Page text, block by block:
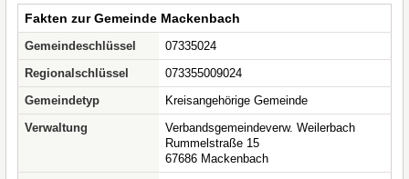
Fakten zur Gemeinde Mackenbach
Gemeindeschlüssel
07335024
Regionalschlüssel
073355009024
Gemeindetyp
Kreisangehörige Gemeinde
Verwaltung
Verbandsgemeindeverw. Weilerbach
Rummelstraße 15
67686 Mackenbach